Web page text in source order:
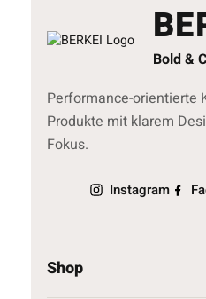
Bold &
Performance-orientierte
Produkte mit klarem
Fokus.
Instagram
Shop